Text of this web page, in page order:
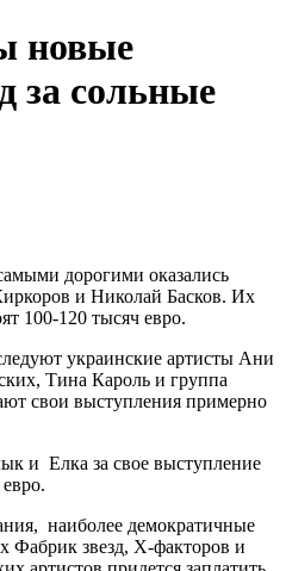
новые
за сольные
дорогими оказались
и Николай Басков. Их
100-120 тысяч евро.
украинские артисты Ани
Тина Кароль и группа
свои выступления примерно
и Елка за свое выступление
наиболее демократичные
Фабрик звезд, Х-факторов и